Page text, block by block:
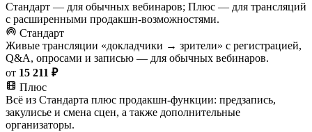
Стандарт — для обычных вебинаров; Плюс — для трансляций
с расширенными продакшн-возможностями.
Стандарт
Живые трансляции «докладчики → зрители» с регистрацией,
Q&A, опросами и записью — для обычных вебинаров.
от 15 211 ₽
Плюс
Всё из Стандарта плюс продакшн-функции: предзапись,
закулисье и смена сцен, а также дополнительные
организаторы.